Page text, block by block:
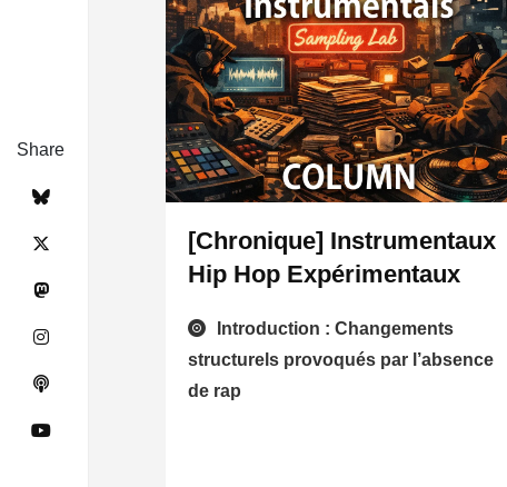
Share
[Chronique] Instrumentaux
Hip Hop Expérimentaux
Introduction : Changements
structurels provoqués par l’absence
de rap